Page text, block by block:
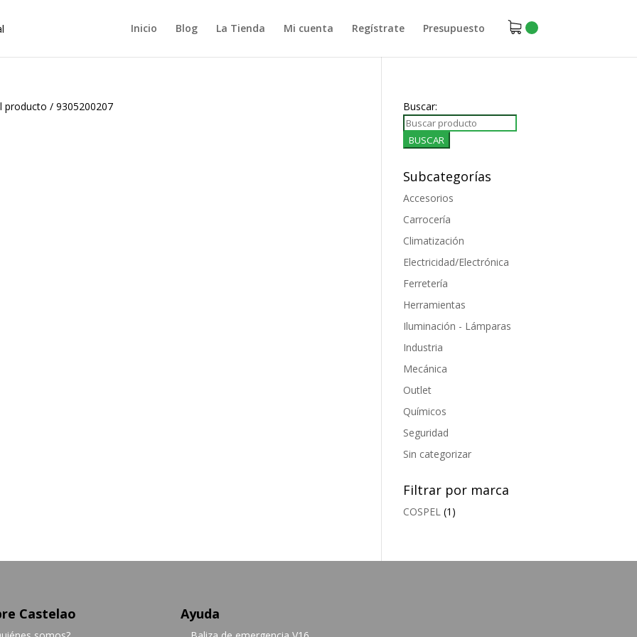
Inicio Blog La Tienda Mi cuenta Regístrate Presupuesto
producto /9305200207 Buscar:
Subcategorías
Accesorios
Carrocería
Climatización
Electricidad/Electrónica
Ferretería
Herramientas
Iluminación - Lámparas
Industria
Mecánica
Outlet
Químicos
Seguridad
Sin categorizar
Filtrar por marca
COSPEL (1)
Castelao Ayuda